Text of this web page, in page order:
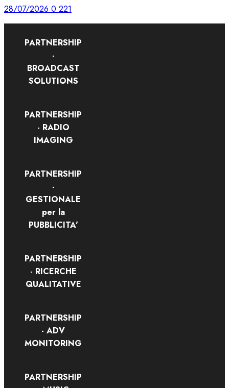
28/07/2026 0 221
PARTNERSHIP
-
BROADCAST
SOLUTIONS
PARTNERSHIP
- RADIO
IMAGING
PARTNERSHIP
-
GESTIONALE
per la
PUBBLICITA'
PARTNERSHIP
- RICERCHE
QUALITATIVE
PARTNERSHIP
- ADV
MONITORING
PARTNERSHIP